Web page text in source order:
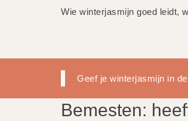
Wie winterjasmijn goed leidt,
Geef je winterjasmijn in
Bemesten: